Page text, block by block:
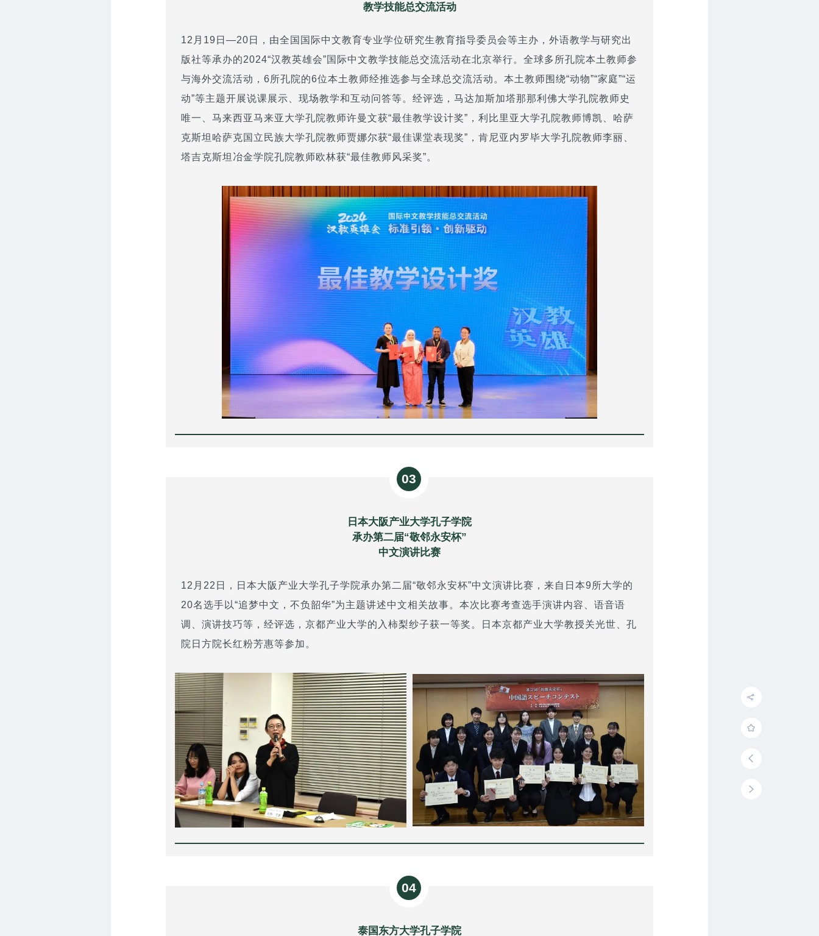
教学技能总交流活动
12月19日—20日，由全国国际中文教育专业学位研究生教育指导委员会等主办，外语教学与研究出
版社等承办的2024“汉教英雄会”国际中文教学技能总交流活动在北京举行。全球多所孔院本土教师参
与海外交流活动，6所孔院的6位本土教师经推选参与全球总交流活动。本土教师围绕“动物”“家庭”“运
动”等主题开展说课展示、现场教学和互动问答等。经评选，马达加斯加塔那那利佛大学孔院教师史
唯一、马来西亚马来亚大学孔院教师许曼文获“最佳教学设计奖”，利比里亚大学孔院教师博凯、哈萨
克斯坦哈萨克国立民族大学孔院教师贾娜尔获“最佳课堂表现奖”，肯尼亚内罗毕大学孔院教师李丽、
塔吉克斯坦冶金学院孔院教师欧林获“最佳教师风采奖”。
03
日本大阪产业大学孔子学院
承办第二届“敬邻永安杯”
中文演讲比赛
12月22日，日本大阪产业大学孔子学院承办第二届“敬邻永安杯”中文演讲比赛，来自日本9所大学的
20名选手以“追梦中文，不负韶华”为主题讲述中文相关故事。本次比赛考查选手演讲内容、语音语
调、演讲技巧等，经评选，京都产业大学的入柿梨纱子获一等奖。日本京都产业大学教授关光世、孔
院日方院长红粉芳惠等参加。
04
泰国东方大学孔子学院